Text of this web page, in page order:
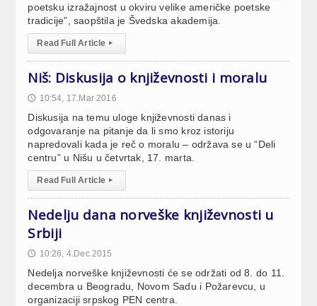
poetsku izražajnost u okviru velike američke poetske
tradicije”, saopštila je Švedska akademija.
Read Full Article ▸
Niš: Diskusija o književnosti i moralu
🕔 10:54, 17.Mar 2016
Diskusija na temu uloge književnosti danas i
odgovaranje na pitanje da li smo kroz istoriju
napredovali kada je reč o moralu – održava se u “Deli
centru” u Nišu u četvrtak, 17. marta.
Read Full Article ▸
Nedelju dana norveške književnosti u
Srbiji
🕔 10:26, 4.Dec 2015
Nedelja norveške književnosti će se održati od 8. do 11.
decembra u Beogradu, Novom Sadu i Požarevcu, u
organizaciji srpskog PEN centra.